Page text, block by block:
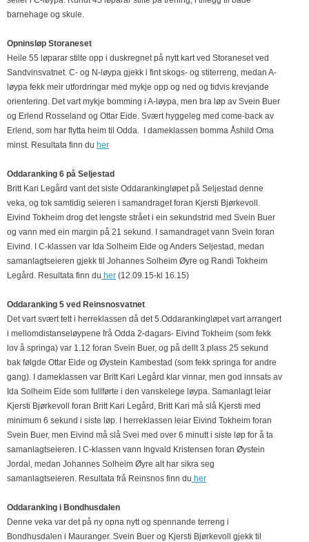
barnehage og skule.
Opninsløp Storaneset
Heile 55 løparar stilte opp i duskregnet på nytt kart ved Storaneset ved
Sandvinsvatnet. C- og N-løypa gjekk i fint skogs- og stiterreng, medan A-
løypa fekk meir utfordringar med mykje opp og ned og tidvis krevjande
orientering. Det vart mykje bomming i A-løypa, men bra løp av Svein Buer
og Erlend Rosseland og Ottar Eide. Svært hyggeleg med come-back av
Erlend, som har flytta heim til Odda. I dameklassen bomma Åshild Oma
minst. Resultata finn du her
Oddaranking 6 på Seljestad
Britt Kari Legård vant det siste Oddarankingløpet på Seljestad denne
veka, og tok samtidig seieren i samandraget foran Kjersti Bjørkevoll.
Eivind Tokheim drog det lengste strået i ein sekundstrid med Svein Buer
og vann med ein margin på 21 sekund. I samandraget vann Svein foran
Eivind. I C-klassen var Ida Solheim Eide og Anders Seljestad, medan
samanlagtseieren gjekk til Johannes Solheim Øyre og Randi Tokheim
Legård. Resultata finn du her (12.09.15-kl 16.15)
Oddaranking 5 ved Reinsnosvatnet
Det vart svært tett i herreklassen då det 5.Oddarankingløpet vart arrangert
i mellomdistanseløypene frå Odda 2-dagars- Eivind Tokheim (som fekk
lov å springa) var 1.12 foran Svein Buer, og på dellt 3.plass 25 sekund
bak følgde Ottar Eide og Øystein Kambestad (som fekk springa for andre
gang). I dameklassen var Britt Kari Legård klar vinnar, men god innsats av
Ida Solheim Eide som fullførte i den vanskelege løypa. Samanlagt leiar
Kjersti Bjørkevoll foran Britt Kari Legård, Britt Kari må slå Kjersti med
minimum 6 sekund i siste løp. I herreklassen leiar Eivind Tokheim foran
Svein Buer, men Eivind må slå Svei med over 6 minutt i siste løp for å ta
samanlagtseieren. I C-klassen vann Ingvald Kristensen foran Øystein
Jordal, medan Johannes Solheim Øyre alt har sikra seg
samanlagtseieren. Resultata frå Reinsnos finn du her
Oddaranking i Bondhusdalen
Denne veka var det på ny opna nytt og spennande terreng i
Bondhusdalen i Mauranger. Svein Buer og Kjersti Bjørkevoll gjekk til